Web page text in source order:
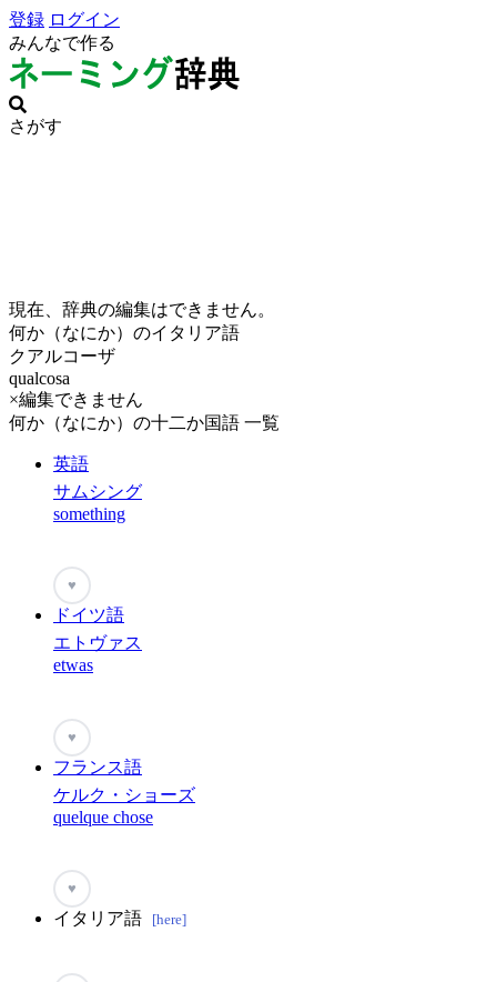
登録 ログイン
みんなで作る
さがす
現在、辞典の編集はできません。
何か（なにか）のイタリア語
クアルコーザ
qualcosa
×編集できません
何か（なにか）の十二か国語 一覧
英語
サムシング
something
♥
ドイツ語
エトヴァス
etwas
♥
フランス語
ケルク・ショーズ
quelque chose
♥
イタリア語 [here]